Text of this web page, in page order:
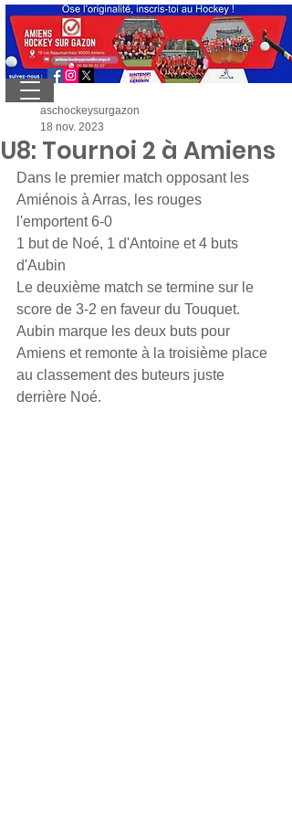
U8: Tournoi 2 à Amiens
aschockeysurgazon
18 nov. 2023
Dans le premier match opposant les
Amiénois à Arras, les rouges
l'emportent 6-0
1 but de Noé, 1 d'Antoine et 4 buts
d'Aubin
Le deuxième match se termine sur le
score de 3-2 en faveur du Touquet.
Aubin marque les deux buts pour
Amiens et remonte à la troisième place
au classement des buteurs juste
derrière Noé.